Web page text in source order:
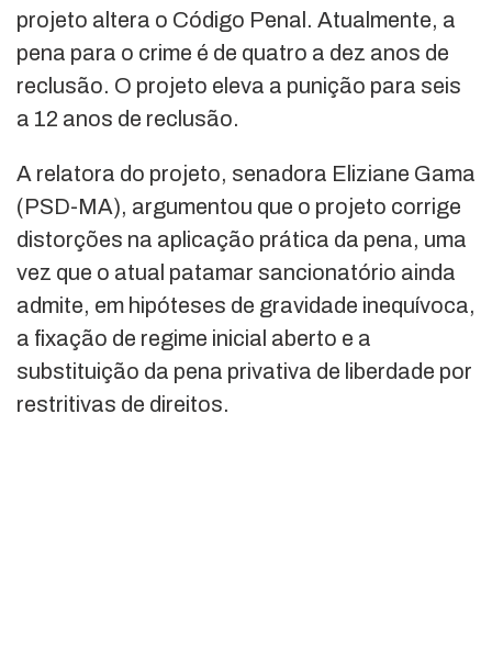
projeto altera o Código Penal. Atualmente, a
pena para o crime é de quatro a dez anos de
reclusão. O projeto eleva a punição para seis
a 12 anos de reclusão.
A relatora do projeto, senadora Eliziane Gama
(PSD-MA), argumentou que o projeto corrige
distorções na aplicação prática da pena, uma
vez que o atual patamar sancionatório ainda
admite, em hipóteses de gravidade inequívoca,
a fixação de regime inicial aberto e a
substituição da pena privativa de liberdade por
restritivas de direitos.